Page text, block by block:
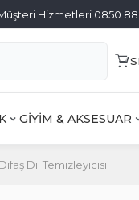
Hizmetleri 0850
GİYİM & AKSESUAR
Dil Temizleyicisi